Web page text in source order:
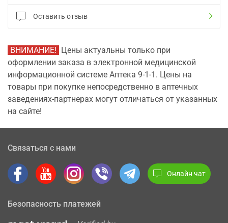
Оставить отзыв
ВНИМАНИЕ! Цены актуальны только при
оформлении заказа в электронной медицинской
информационной системе Аптека 9-1-1. Цены на
товары при покупке непосредственно в аптечных
заведениях-партнерах могут отличаться от указанных
на сайте!
Связаться с нами
Онлайн чат
Безопасность платежей